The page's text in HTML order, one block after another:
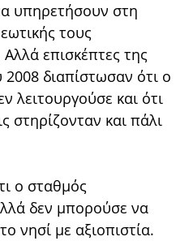
υπηρετήσουν στη
τους
επισκέπτες της
διαπίστωσαν ότι ο
λειτουργούσε και ότι
στηρίζονταν και πάλι
ο σταθμός
δεν μπορούσε να
νησί με αξιοπιστία.